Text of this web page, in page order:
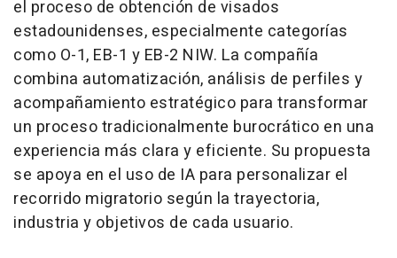
el proceso de obtención de visados
estadounidenses, especialmente categorías
como O-1, EB-1 y EB-2 NIW. La compañía
combina automatización, análisis de perfiles y
acompañamiento estratégico para transformar
un proceso tradicionalmente burocrático en una
experiencia más clara y eficiente. Su propuesta
se apoya en el uso de IA para personalizar el
recorrido migratorio según la trayectoria,
industria y objetivos de cada usuario.